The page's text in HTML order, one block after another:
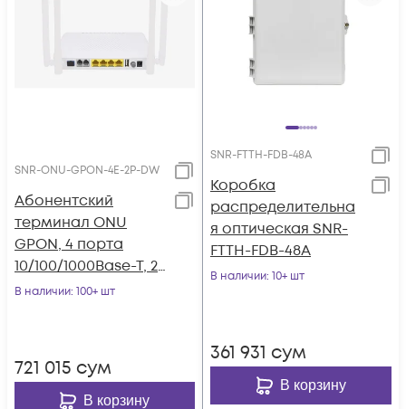
SNR-ONU-GPON-4E-2P-DW
Абонентский
терминал ONU
GPON, 4 порта
10/100/1000Base-T, 2
порта POTS, WiFi
В наличии: 100+ шт
721 015 сум
В корзину
SNR-FTTH-FDB-48A
Коробка
распределительна
я оптическая SNR-
FTTH-FDB-48A
В наличии: 10+ шт
361 931 сум
В корзину